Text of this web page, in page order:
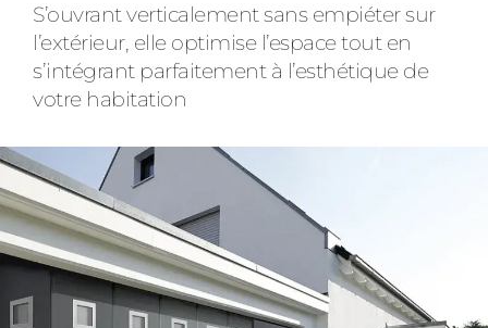
S’ouvrant verticalement sans empiéter sur
l’extérieur, elle optimise l’espace tout en
s’intégrant parfaitement à l’esthétique de
votre habitation